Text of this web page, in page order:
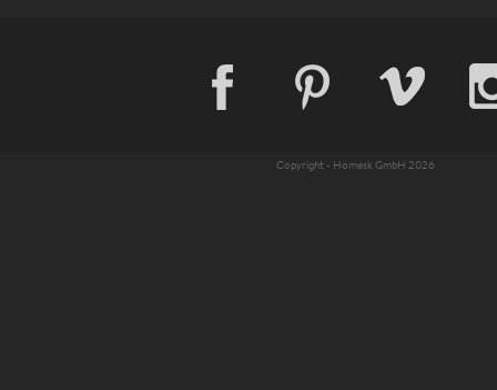
Copyright - Homesk GmbH 2026